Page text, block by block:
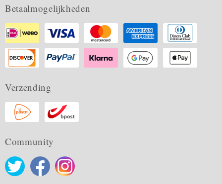
Betaalmogelijkheden
Verzending
Community